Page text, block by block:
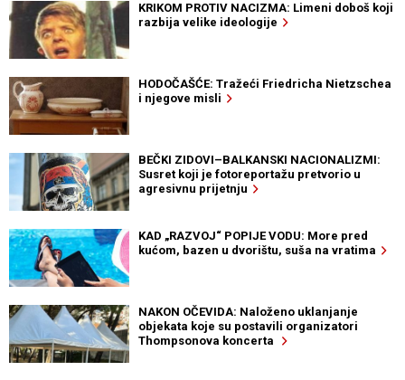
KRIKOM PROTIV NACIZMA: Limeni doboš koji
razbija velike ideologije
HODOČAŠĆE: Tražeći Friedricha Nietzschea
i njegove misli
BEČKI ZIDOVI–BALKANSKI NACIONALIZMI:
Susret koji je fotoreportažu pretvorio u
agresivnu prijetnju
KAD „RAZVOJ“ POPIJE VODU: More pred
kućom, bazen u dvorištu, suša na vratima
NAKON OČEVIDA: Naloženo uklanjanje
objekata koje su postavili organizatori
Thompsonova koncerta